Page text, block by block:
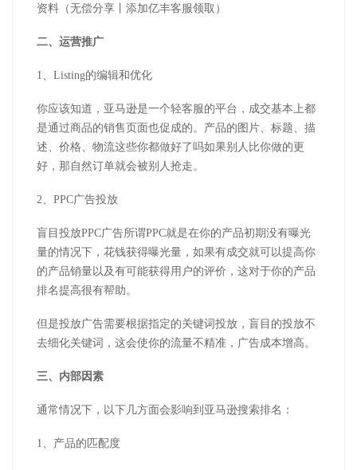
资料（无偿分享丨添加亿丰客服领取）
二、运营推广
1、Listing的编辑和优化
你应该知道，亚马逊是一个轻客服的平台，成交基本上都
是通过商品的销售页面也促成的。产品的图片、标题、描
述、价格、物流这些你都做好了吗如果别人比你做的更
好，那自然订单就会被别人抢走。
2、PPC广告投放
盲目投放PPC广告所谓PPC就是在你的产品初期没有曝光
量的情况下，花钱获得曝光量，如果有成交就可以提高你
的产品销量以及有可能获得用户的评价，这对于你的产品
排名提高很有帮助。
但是投放广告需要根据指定的关键词投放，盲目的投放不
去细化关键词，这会使你的流量不精准，广告成本增高。
三、内部因素
通常情况下，以下几方面会影响到亚马逊搜索排名：
1、产品的匹配度